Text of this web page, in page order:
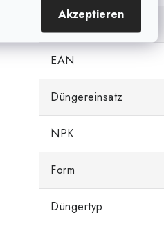
Akzeptieren
Kategorie
EAN
Düngereinsatz
NPK
Form
Düngertyp